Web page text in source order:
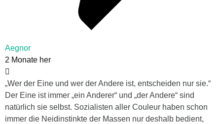
Aegnor
2 Monate her
„Wer der Eine und wer der Andere ist, entscheiden nur sie.“
Der Eine ist immer „ein Anderer“ und „der Andere“ sind
natürlich sie selbst. Sozialisten aller Couleur haben schon
immer die Neidinstinkte der Massen nur deshalb bedient,